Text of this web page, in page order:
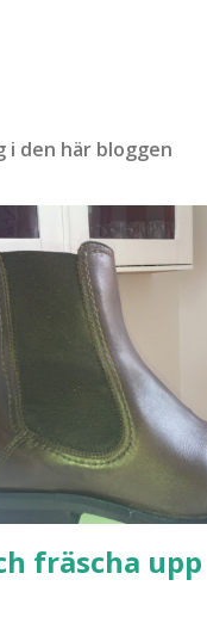
i den här bloggen
fräscha upp